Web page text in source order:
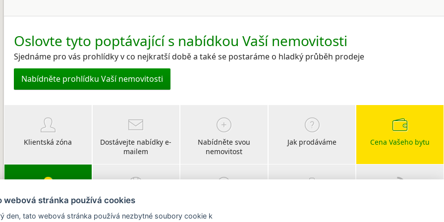
Oslovte tyto poptávající s nabídkou Vaší nemovitosti
Sjednáme pro vás prohlídky v co nejkratší době a také se postaráme o hladký průběh prodeje
Nabídněte prohlídku Vaší nemovitosti
Klientská zóna
Dostávejte nabídky e-
mailem
Nabídněte svou
nemovitost
Jak prodáváme Cena Vašeho bytu
Vyberte si svého
poradce
O CHIRŠ
webová stránka používá cookies
den, tato webová stránka používá nezbytné soubory cookie k